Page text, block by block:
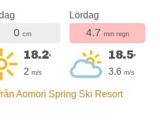
0 cm
18.2°
2 m/s
Lördag
4.7 mm regn
18.5°
3.6 m/s
Aomori Spring Ski Resort